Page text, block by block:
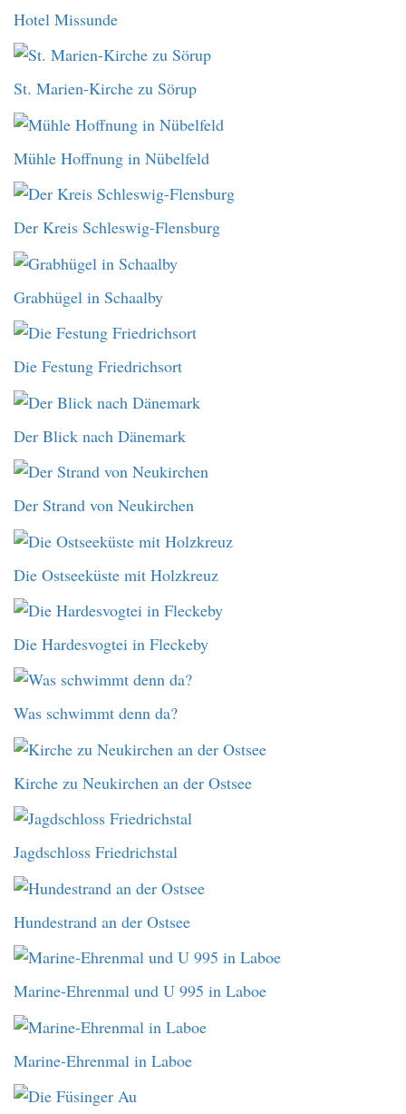
Hotel Missunde
St. Marien-Kirche zu Sörup
Mühle Hoffnung in Nübelfeld
Der Kreis Schleswig-Flensburg
Grabhügel in Schaalby
Die Festung Friedrichsort
Der Blick nach Dänemark
Der Strand von Neukirchen
Die Ostseeküste mit Holzkreuz
Die Hardesvogtei in Fleckeby
Was schwimmt denn da?
Kirche zu Neukirchen an der Ostsee
Jagdschloss Friedrichstal
Hundestrand an der Ostsee
Marine-Ehrenmal und U 995 in Laboe
Marine-Ehrenmal in Laboe